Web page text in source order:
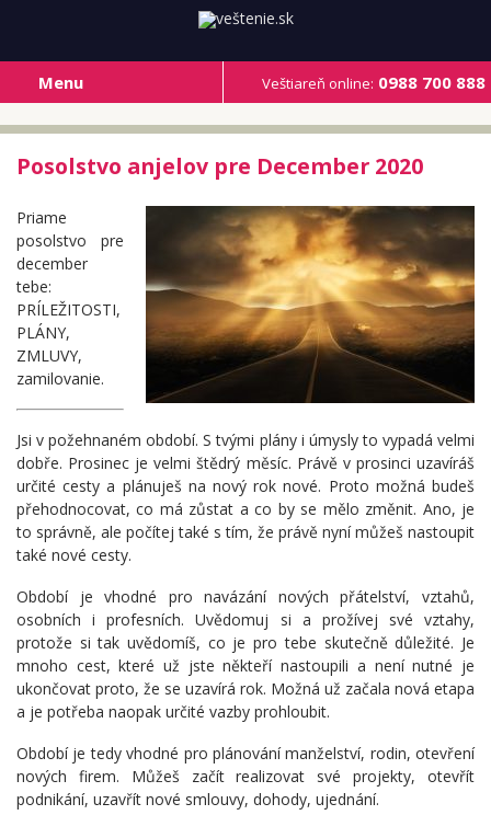
Veštiareň online: 0988 700 888
Menu
Posolstvo anjelov pre December 2020
Priame
posolstvo pre
december
tebe:
PRÍLEŽITOSTI,
PLÁNY,
ZMLUVY,
zamilovanie.
Jsi v požehnaném období. S tvými plány i úmysly to vypadá velmi
dobře. Prosinec je velmi štědrý měsíc. Právě v prosinci uzavíráš
určité cesty a plánuješ na nový rok nové. Proto možná budeš
přehodnocovat, co má zůstat a co by se mělo změnit. Ano, je
to správně, ale počítej také s tím, že právě nyní můžeš nastoupit
také nové cesty.
Období je vhodné pro navázání nových přátelství, vztahů,
osobních i profesních. Uvědomuj si a prožívej své vztahy,
protože si tak uvědomíš, co je pro tebe skutečně důležité. Je
mnoho cest, které už jste někteří nastoupili a není nutné je
ukončovat proto, že se uzavírá rok. Možná už začala nová etapa
a je potřeba naopak určité vazby prohloubit.
Období je tedy vhodné pro plánování manželství, rodin, otevření
nových firem. Můžeš začít realizovat své projekty, otevřít
podnikání, uzavřít nové smlouvy, dohody, ujednání.